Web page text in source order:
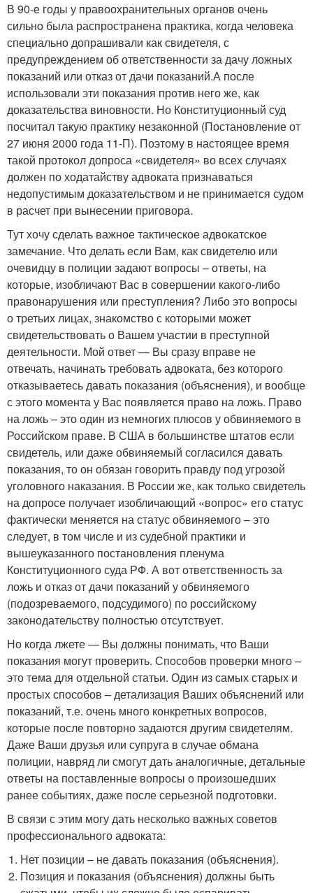
В 90-е годы у правоохранительных органов очень
сильно была распространена практика, когда человека
специально допрашивали как свидетеля, с
предупреждением об ответственности за дачу ложных
показаний или отказ от дачи показаний.А после
использовали эти показания против него же, как
доказательства виновности. Но Конституционный суд
посчитал такую практику незаконной (Постановление от
27 июня 2000 года 11-П). Поэтому в настоящее время
такой протокол допроса «свидетеля» во всех случаях
должен по ходатайству адвоката признаваться
недопустимым доказательством и не принимается судом
в расчет при вынесении приговора.
Тут хочу сделать важное тактическое адвокатское
замечание. Что делать если Вам, как свидетелю или
очевидцу в полиции задают вопросы – ответы, на
которые, изобличают Вас в совершении какого-либо
правонарушения или преступления? Либо это вопросы
о третьих лицах, знакомство с которыми может
свидетельствовать о Вашем участии в преступной
деятельности. Мой ответ — Вы сразу вправе не
отвечать, начинать требовать адвоката, без которого
отказываетесь давать показания (объяснения), и вообще
с этого момента у Вас появляется право на ложь. Право
на ложь – это один из немногих плюсов у обвиняемого в
Российском праве. В США в большинстве штатов если
свидетель, или даже обвиняемый согласился давать
показания, то он обязан говорить правду под угрозой
уголовного наказания. В России же, как только свидетель
на допросе получает изобличающий «вопрос» его статус
фактически меняется на статус обвиняемого – это
следует, в том числе и из судебной практики и
вышеуказанного постановления пленума
Конституционного суда РФ. А вот ответственность за
ложь и отказ от дачи показаний у обвиняемого
(подозреваемого, подсудимого) по российскому
законодательству полностью отсутствует.
Но когда лжете — Вы должны понимать, что Ваши
показания могут проверить. Способов проверки много –
это тема для отдельной статьи. Один из самых старых и
простых способов – детализация Ваших объяснений или
показаний, т.е. очень много конкретных вопросов,
которые после повторно задаются другим свидетелям.
Даже Ваши друзья или супруга в случае обмана
полиции, навряд ли смогут дать аналогичные, детальные
ответы на поставленные вопросы о произошедших
ранее событиях, даже после серьезной подготовки.
В связи с этим могу дать несколько важных советов
профессионального адвоката:
Нет позиции – не давать показания (объяснения).
Позиция и показания (объяснения) должны быть